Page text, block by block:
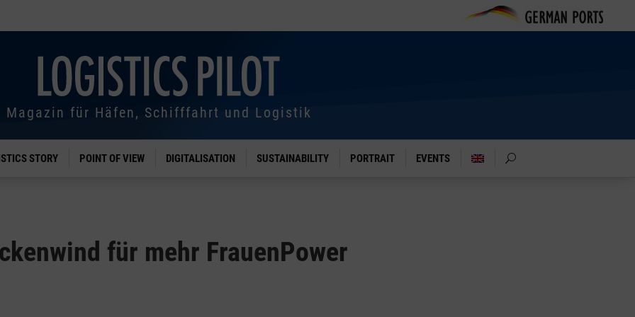
Magazin für Häfen, Schifffahrt und Logistik
STORY POINT OF VIEW DIGITALISATION SUSTAINABILITY PORTRAIT EVENTS
für mehr FrauenPower